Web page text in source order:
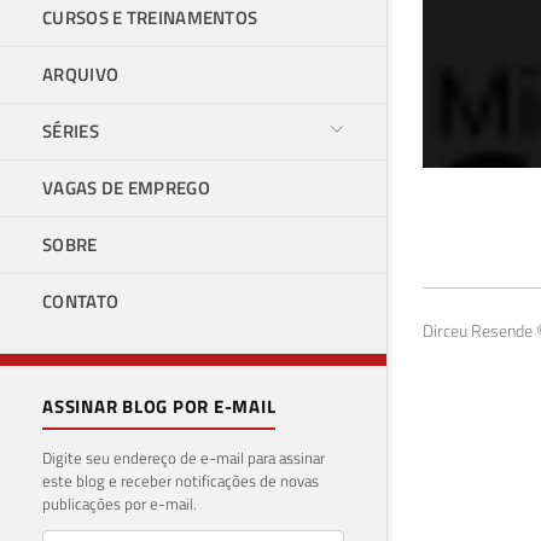
CURSOS E TREINAMENTOS
ARQUIVO
SÉRIES
VAGAS DE EMPREGO
SOBRE
CONTATO
ASSINAR BLOG POR E-MAIL
Digite seu endereço de e-mail para assinar
este blog e receber notificações de novas
publicações por e-mail.
Dirceu